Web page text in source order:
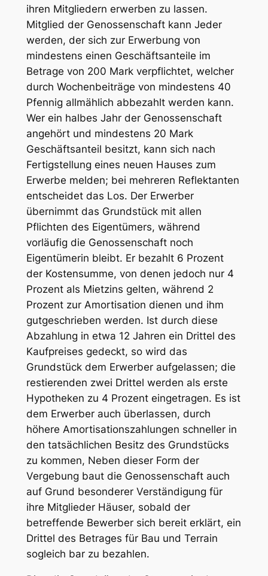
ihren Mitgliedern erwerben zu lassen.
Mitglied der Genossenschaft kann Jeder
werden, der sich zur Erwerbung von
mindestens einen Geschäftsanteile im
Betrage von 200 Mark verpflichtet, welcher
durch Wochenbeiträge von mindestens 40
Pfennig allmählich abbezahlt werden kann.
Wer ein halbes Jahr der Genossenschaft
angehört und mindestens 20 Mark
Geschäftsanteil besitzt, kann sich nach
Fertigstellung eines neuen Hauses zum
Erwerbe melden; bei mehreren Reflektanten
entscheidet das Los. Der Erwerber
übernimmt das Grundstück mit allen
Pflichten des Eigentümers, während
vorläufig die Genossenschaft noch
Eigentümerin bleibt. Er bezahlt 6 Prozent
der Kostensumme, von denen jedoch nur 4
Prozent als Mietzins gelten, während 2
Prozent zur Amortisation dienen und ihm
gutgeschrieben werden. Ist durch diese
Abzahlung in etwa 12 Jahren ein Drittel des
Kaufpreises gedeckt, so wird das
Grundstück dem Erwerber aufgelassen; die
restierenden zwei Drittel werden als erste
Hypotheken zu 4 Prozent eingetragen. Es ist
dem Erwerber auch überlassen, durch
höhere Amortisationszahlungen schneller in
den tatsächlichen Besitz des Grundstücks
zu kommen, Neben dieser Form der
Vergebung baut die Genossenschaft auch
auf Grund besonderer Verständigung für
ihre Mitglieder Häuser, sobald der
betreffende Bewerber sich bereit erklärt, ein
Drittel des Betrages für Bau und Terrain
sogleich bar zu bezahlen.